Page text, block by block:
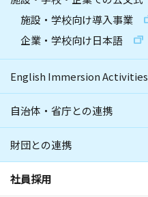
施設・学校向け導入事業
企業・学校向け日本語
English Immersion Activities
自治体・省庁との連携
財団との連携
社員採用